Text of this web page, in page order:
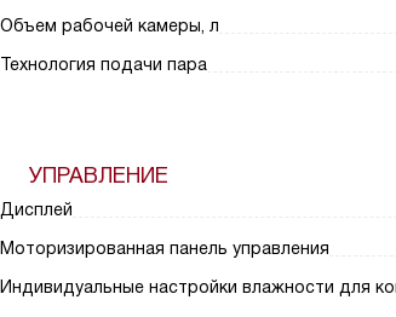
Объем рабочей камеры, л
Технология подачи пара
УПРАВЛЕНИЕ
Дисплей
Моторизированная панель управления
Индивидуальные настройки влажности для